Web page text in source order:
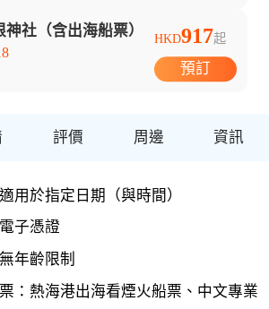
社（含出海船票） HKD917起
預訂
評價 周邊 資訊
用於指定日期（與時間）
子憑證
年齡限制
：熱海港出海看煙火船票、中文專業